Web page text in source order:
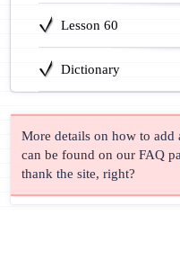
Lesson 60
Dictionary
More details on how to
can be found on our FAQ
thank the site, right?